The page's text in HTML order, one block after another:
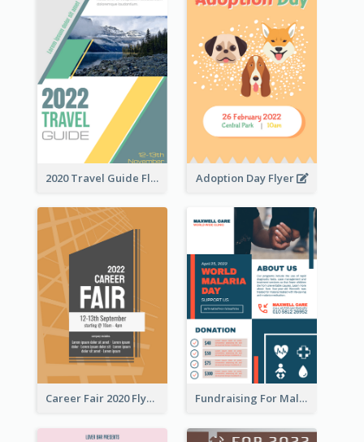
2020 Travel Guide Flyer Adoption Day Flyer
Career Fair 2020 Flyer Fundraising For Malaria Flyer Design